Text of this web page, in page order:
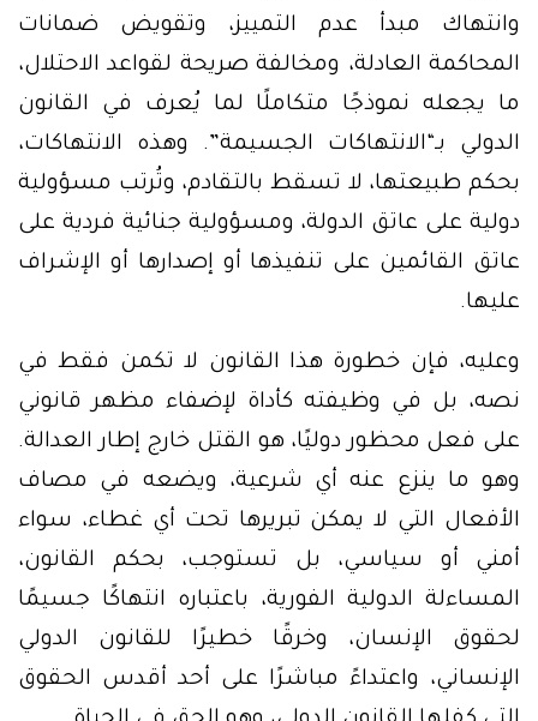
وانتهاك مبدأ عدم التمييز، وتقويض ضمانات
المحاكمة العادلة، ومخالفة صريحة لقواعد الاحتلال،
ما يجعله نموذجًا متكاملًا لما يُعرف في القانون
الدولي بـ“الانتهاكات الجسيمة”. وهذه الانتهاكات،
بحكم طبيعتها، لا تسقط بالتقادم، وتُرتب مسؤولية
دولية على عاتق الدولة، ومسؤولية جنائية فردية على
عاتق القائمين على تنفيذها أو إصدارها أو الإشراف
عليها.
وعليه، فإن خطورة هذا القانون لا تكمن فقط في
نصه، بل في وظيفته كأداة لإضفاء مظهر قانوني
على فعل محظور دوليًا، هو القتل خارج إطار العدالة.
وهو ما ينزع عنه أي شرعية، ويضعه في مصاف
الأفعال التي لا يمكن تبريرها تحت أي غطاء، سواء
أمني أو سياسي، بل تستوجب، بحكم القانون،
المساءلة الدولية الفورية، باعتباره انتهاكًا جسيمًا
لحقوق الإنسان، وخرقًا خطيرًا للقانون الدولي
الإنساني، واعتداءً مباشرًا على أحد أقدس الحقوق